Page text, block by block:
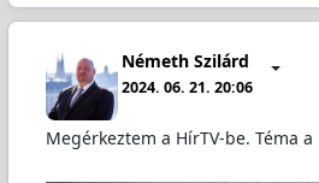
Németh Szilárd
2024. 06. 21. 20:06
Megérkeztem a HírTV-be. Téma